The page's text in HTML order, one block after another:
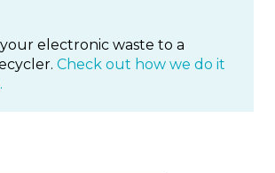
electronic waste to a
Check out how we do it